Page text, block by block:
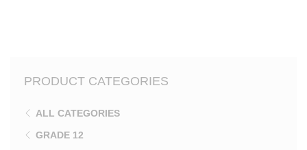
PRODUCT CATEGORIES
ALL CATEGORIES
GRADE 12